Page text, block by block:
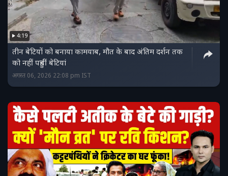
4:19
तीन बेटियों को बनाया कामयाब, मौत के बाद अंतिम दर्शन तक
को नहीं पहुंचीं बेटियां
अगस्त 06, 2026 22:08 pm IST